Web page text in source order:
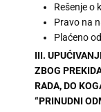
Rešenje o
Pravo na
Plaćeno
III.
ZBOG
RADA, DO
“PRINUDNI